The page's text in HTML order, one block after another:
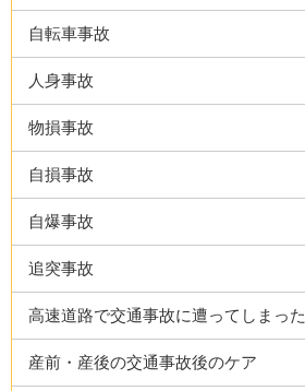
自転車事故
人身事故
物損事故
自損事故
自爆事故
追突事故
高速道路で交通事故に遭ってしまった
産前・産後の交通事故後のケア